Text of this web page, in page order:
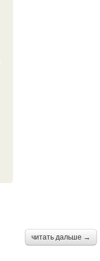
читать дальше →